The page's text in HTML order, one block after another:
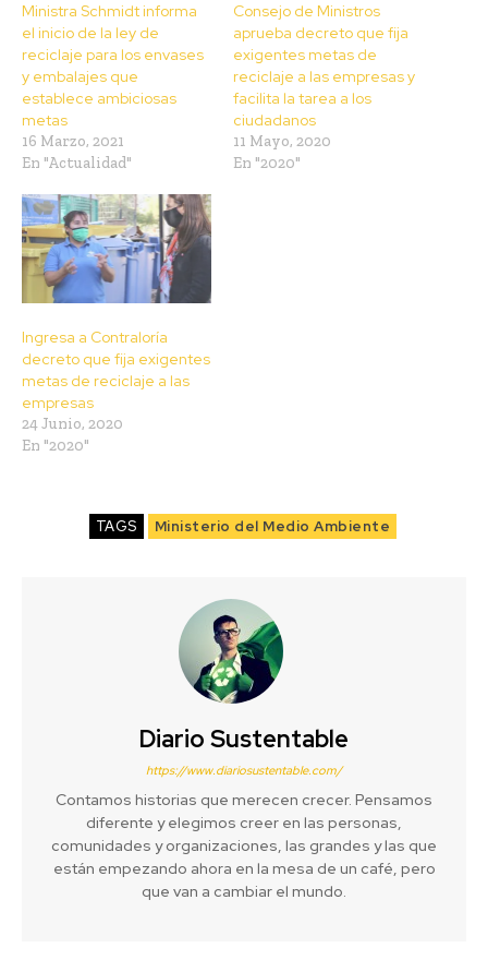
Ministra Schmidt informa
el inicio de la ley de
reciclaje para los envases
y embalajes que
establece ambiciosas
metas
16 Marzo, 2021
En "Actualidad"
Consejo de Ministros
aprueba decreto que fija
exigentes metas de
reciclaje a las empresas y
facilita la tarea a los
ciudadanos
11 Mayo, 2020
En "2020"
Ingresa a Contraloría
decreto que fija exigentes
metas de reciclaje a las
empresas
24 Junio, 2020
En "2020"
TAGS Ministerio del Medio Ambiente
Diario Sustentable
https://www.diariosustentable.com/
Contamos historias que merecen crecer. Pensamos
diferente y elegimos creer en las personas,
comunidades y organizaciones, las grandes y las que
están empezando ahora en la mesa de un café, pero
que van a cambiar el mundo.